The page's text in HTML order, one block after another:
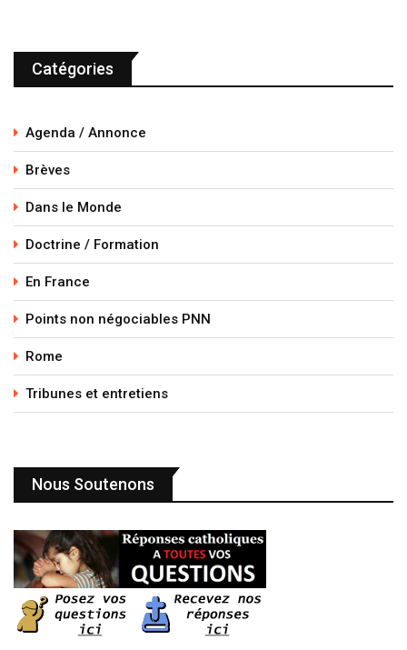
Catégories
Agenda / Annonce
Brèves
Dans le Monde
Doctrine / Formation
En France
Points non négociables PNN
Rome
Tribunes et entretiens
Nous Soutenons